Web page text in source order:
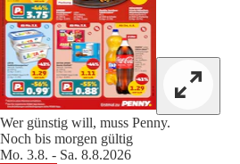
Wer günstig will, muss Penny.
Noch bis morgen gültig
Mo. 3.8. - Sa. 8.8.2026